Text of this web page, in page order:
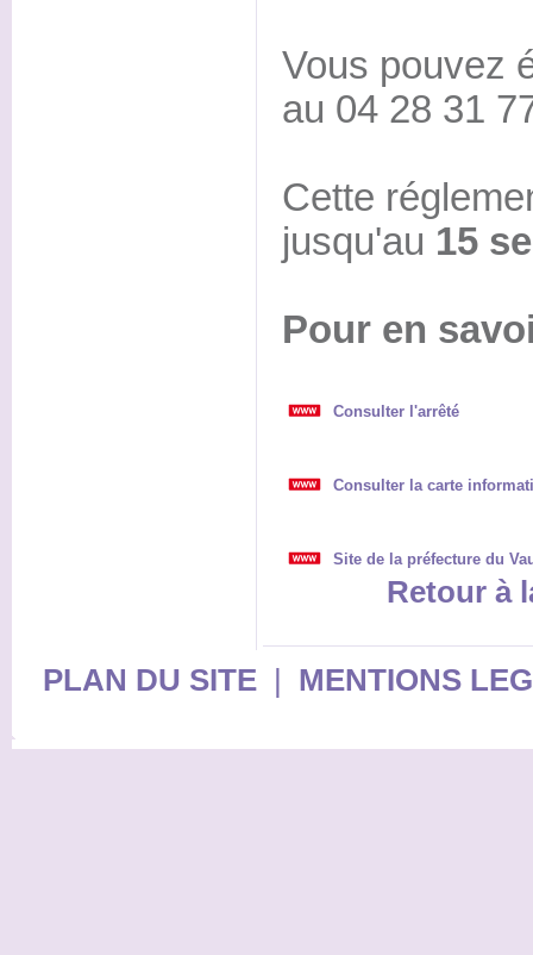
Vous pouvez
au 04 28 31
Cette
jusqu'au 15
Pour en
Consulter l'arrêté
Consulter la carte
Site de la préfecture du
Retour à
PLAN DU SITE| MENTIONS